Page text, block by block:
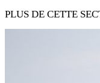
PLUS DE CETTE